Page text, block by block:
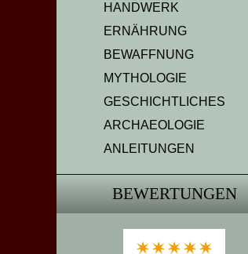
HANDWERK
ERNÄHRUNG
BEWAFFNUNG
MYTHOLOGIE
GESCHICHTLICHES
ARCHAEOLOGIE
ANLEITUNGEN
BEWERTUNGEN